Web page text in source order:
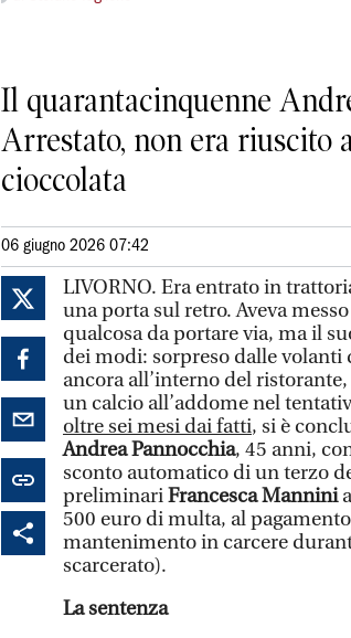
Il quarantacinquenne
Arrestato, non era riuscito
cioccolata
06 giugno 2026 07:42
LIVORNO. Era entrato in
una porta sul retro. Aveva
qualcosa da portare via, ma il
dei modi: sorpreso dalle volanti
ancora all’interno del
un calcio all’addome nel
oltre sei mesi dai fatti, si è
Andrea Pannocchia, 45 anni,
sconto automatico di un terzo
preliminariFrancesca Mannini
500 euro di multa, al
mantenimento in carcere
scarcerato).
La sentenza